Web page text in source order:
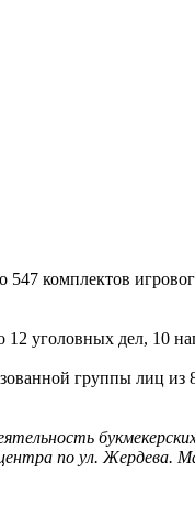
комплектов
уголовных дел, 10
группы лиц из
по ул. Жердева.